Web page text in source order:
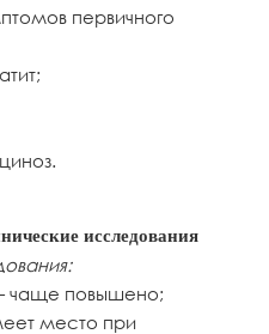
первичного
исследования
чаще повышено;
место при